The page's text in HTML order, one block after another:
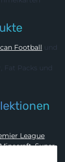
American Football und
Premier League,
Minecraft,Super